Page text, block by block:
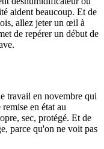
aident beaucoup. Et de
allez jeter un œil à
de repérer un début de
travail en novembre qui
en état au
sec, protégé. Et de
parce qu'on ne voit pas